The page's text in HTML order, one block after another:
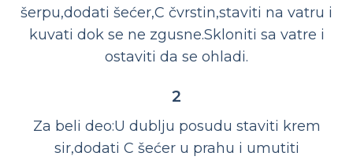
šerpu,dodati šećer,C čvrstin,staviti na vatru i
kuvati dok se ne zgusne.Skloniti sa vatre i
ostaviti da se ohladi.
2
Za beli deo:U dublju posudu staviti krem
sir,dodati C šećer u prahu i umutiti